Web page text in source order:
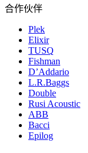
合作伙伴
Plek
Elixir
TUSQ
Fishman
D’Addario
L.R.Baggs
Double
Rusi Acoustic
ABB
Bacci
Epilog